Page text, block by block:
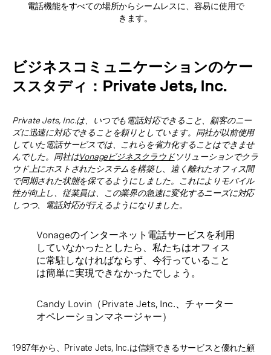
電話機能をすべての場所からシームレスに、容易に使用で
きます。
ビジネスコミュニケーションのケー
ススタディ：Private Jets, Inc.
Private Jets, Inc.は、いつでも電話対応できること、顧客のニー
ズに迅速に対応できることを頼りとしています。同社が以前使用
していた電話サービスでは、これらを省力化することはできませ
んでした。同社はVonageビジネスクラウドソリューションでクラ
ウド上にホストされたシステムを構築し、遠く離れたオフィス間
で同期された状態を保てるようにしました。これによりモバイル
性が向上し、従業員は、この業界の急速に変化するニーズに対応
しつつ、電話対応が行えるようになりました。
Vonageのインターネット電話サービスを利用
していなかったとしたら、私たちはオフィス
に常駐しなければならず、今行っていること
は簡単に実現できなかったでしょう。
Candy Lovin（Private Jets, Inc.、チャーター
オペレーションマネージャー）
1987年から、Private Jets, Inc.は信頼できるサービスと優れた顧